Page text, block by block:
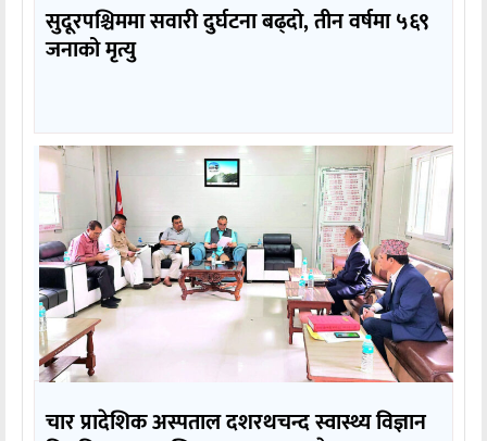
सुदूरपश्चिममा सवारी दुर्घटना बढ्दो, तीन वर्षमा ५६९
जनाको मृत्यु
चार प्रादेशिक अस्पताल दशरथचन्द स्वास्थ्य विज्ञान